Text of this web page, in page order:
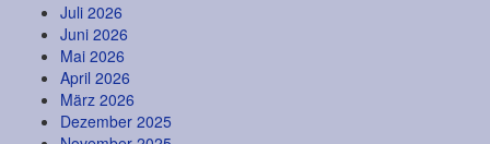
Juli 2026
Juni 2026
Mai 2026
April 2026
März 2026
Dezember 2025